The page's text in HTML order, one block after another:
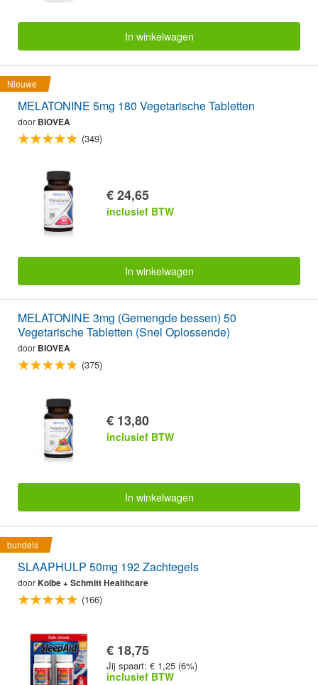
In winkelwagen
Nieuwe
MELATONINE 5mg 180 Vegetarische Tabletten
door BIOVEA
(349)
€ 24,65
inclusief BTW
In winkelwagen
MELATONINE 3mg (Gemengde bessen) 50
Vegetarische Tabletten (Snel Oplossende)
door BIOVEA
(375)
€ 13,80
inclusief BTW
In winkelwagen
bundels
SLAAPHULP 50mg 192 Zachtegels
doorKolbe + Schmitt Healthcare
(166)
€ 18,75
Jij spaart: € 1,25 (6%)
inclusief BTW